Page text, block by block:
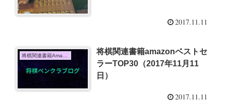
2017.11.11
将棋関連書籍amazonベストセ
ラーTOP30（2017年11月11
日）
2017.11.11